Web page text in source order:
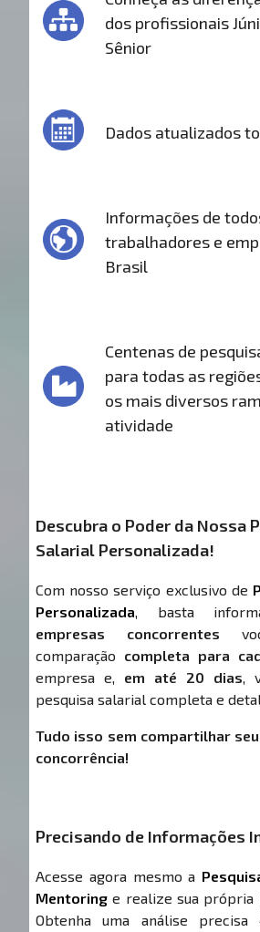
dos profissionais
Sênior
Dados atualizados
Informações de
trabalhadores e
Brasil
Centenas de
para todas as
os mais diversos
atividade
Descubra o Poder da Nossa
Salarial Personalizada!
Com nosso serviço exclusivo de
Personalizada, basta
empresas concorrentes
comparação completa para
empresa e, em até 20 dias,
pesquisa salarial completa e
Tudo isso sem compartilhar
concorrência!
Precisando de Informações
Acesse agora mesmo a
Mentoring e realize sua própria
Obtenha uma análise precisa